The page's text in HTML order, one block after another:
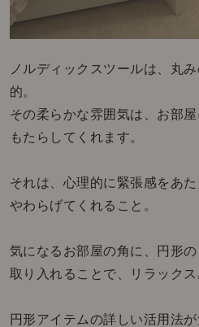
ノルディックスツールは、丸
的。
その柔らかな雰囲気は、お部
もたらしてくれます。
それは、心理的に緊張感をあ
やわらげてくれること。
気になるお部屋の角に、円形
取り入れることで、リラックス
円形アイテムの詳しい活用法が